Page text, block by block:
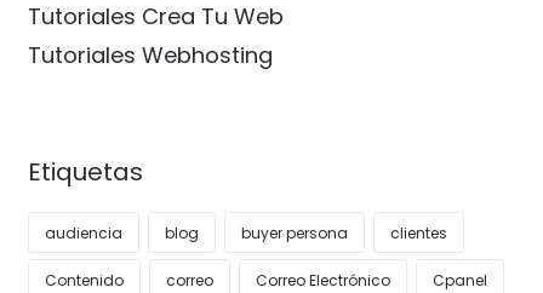
Tutoriales Crea Tu Web
Tutoriales Webhosting
Etiquetas
audiencia blog buyer persona clientes
Contenido correo Correo Electrónico Cpanel